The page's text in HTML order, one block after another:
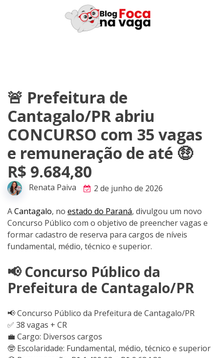
🚨 Prefeitura de
Cantagalo/PR abriu
CONCURSO com 35 vagas
e remuneração de até 🤑
R$ 9.684,80
Renata Paiva 2 de junho de 2026
ACantagalo, no estado do Paraná, divulgou um novo
Concurso Público com o objetivo de preencher vagas e
formar cadastro de reserva para cargos de níveis
fundamental, médio, técnico e superior.
📢 Concurso Público da
Prefeitura de Cantagalo/PR
📢 Concurso Público da Prefeitura de Cantagalo/PR
✅ 38 vagas + CR
💼 Cargo: Diversos cargos
🤓 Escolaridade: Fundamental, médio, técnico e superior